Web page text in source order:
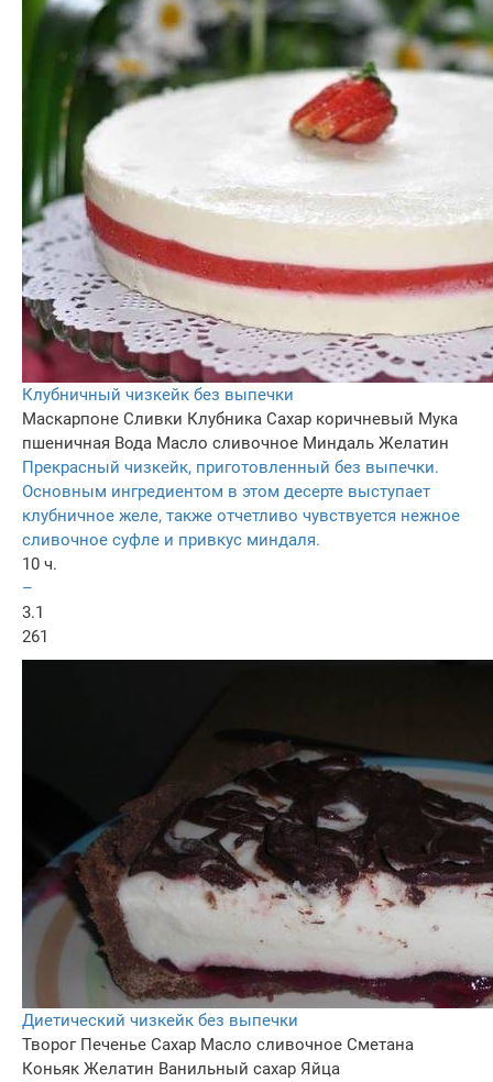
Клубничный чизкейк без выпечки
Маскарпоне Сливки Клубника Сахар коричневый Мука
пшеничная Вода Масло сливочное Миндаль Желатин
Прекрасный чизкейк, приготовленный без выпечки.
Основным ингредиентом в этом десерте выступает
клубничное желе, также отчетливо чувствуется нежное
сливочное суфле и привкус миндаля.
10 ч.
–
3.1
261
Диетический чизкейк без выпечки
Творог Печенье Сахар Масло сливочное Сметана
Коньяк Желатин Ванильный сахар Яйца